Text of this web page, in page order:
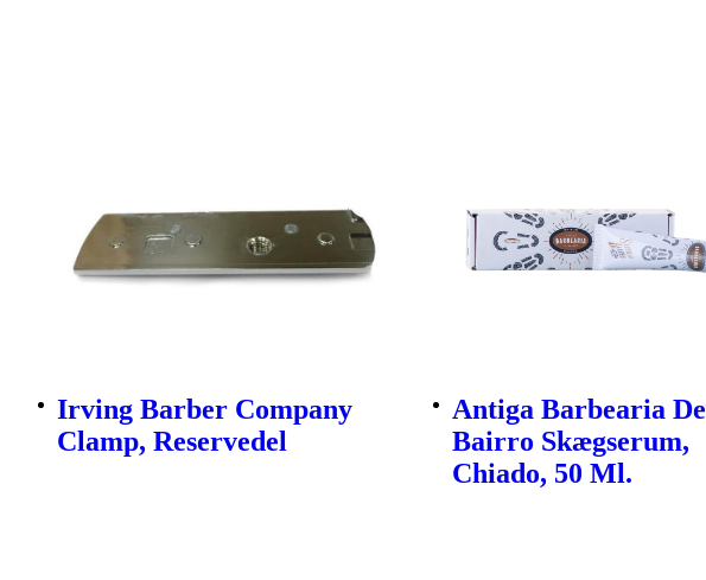
Irving Barber Company
Clamp, Reservedel
Antiga Barbearia De
Bairro Skægserum,
Chiado, 50 Ml.